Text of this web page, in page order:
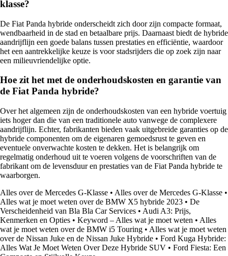
klasse?
De Fiat Panda hybride onderscheidt zich door zijn compacte formaat,
wendbaarheid in de stad en betaalbare prijs. Daarnaast biedt de hybride
aandrijflijn een goede balans tussen prestaties en efficiëntie, waardoor
het een aantrekkelijke keuze is voor stadsrijders die op zoek zijn naar
een milieuvriendelijke optie.
Hoe zit het met de onderhoudskosten en garantie van
de Fiat Panda hybride?
Over het algemeen zijn de onderhoudskosten van een hybride voertuig
iets hoger dan die van een traditionele auto vanwege de complexere
aandrijflijn. Echter, fabrikanten bieden vaak uitgebreide garanties op de
hybride componenten om de eigenaren gemoedsrust te geven en
eventuele onverwachte kosten te dekken. Het is belangrijk om
regelmatig onderhoud uit te voeren volgens de voorschriften van de
fabrikant om de levensduur en prestaties van de Fiat Panda hybride te
waarborgen.
Alles over de Mercedes G-Klasse • Alles over de Mercedes G-Klasse •
Alles wat je moet weten over de BMW X5 hybride 2023 • De
Verscheidenheid van Bla Bla Car Services • Audi A3: Prijs,
Kenmerken en Opties • Keyword – Alles wat je moet weten • Alles
wat je moet weten over de BMW i5 Touring • Alles wat je moet weten
over de Nissan Juke en de Nissan Juke Hybride • Ford Kuga Hybride:
Alles Wat Je Moet Weten Over Deze Hybride SUV • Ford Fiesta: Een